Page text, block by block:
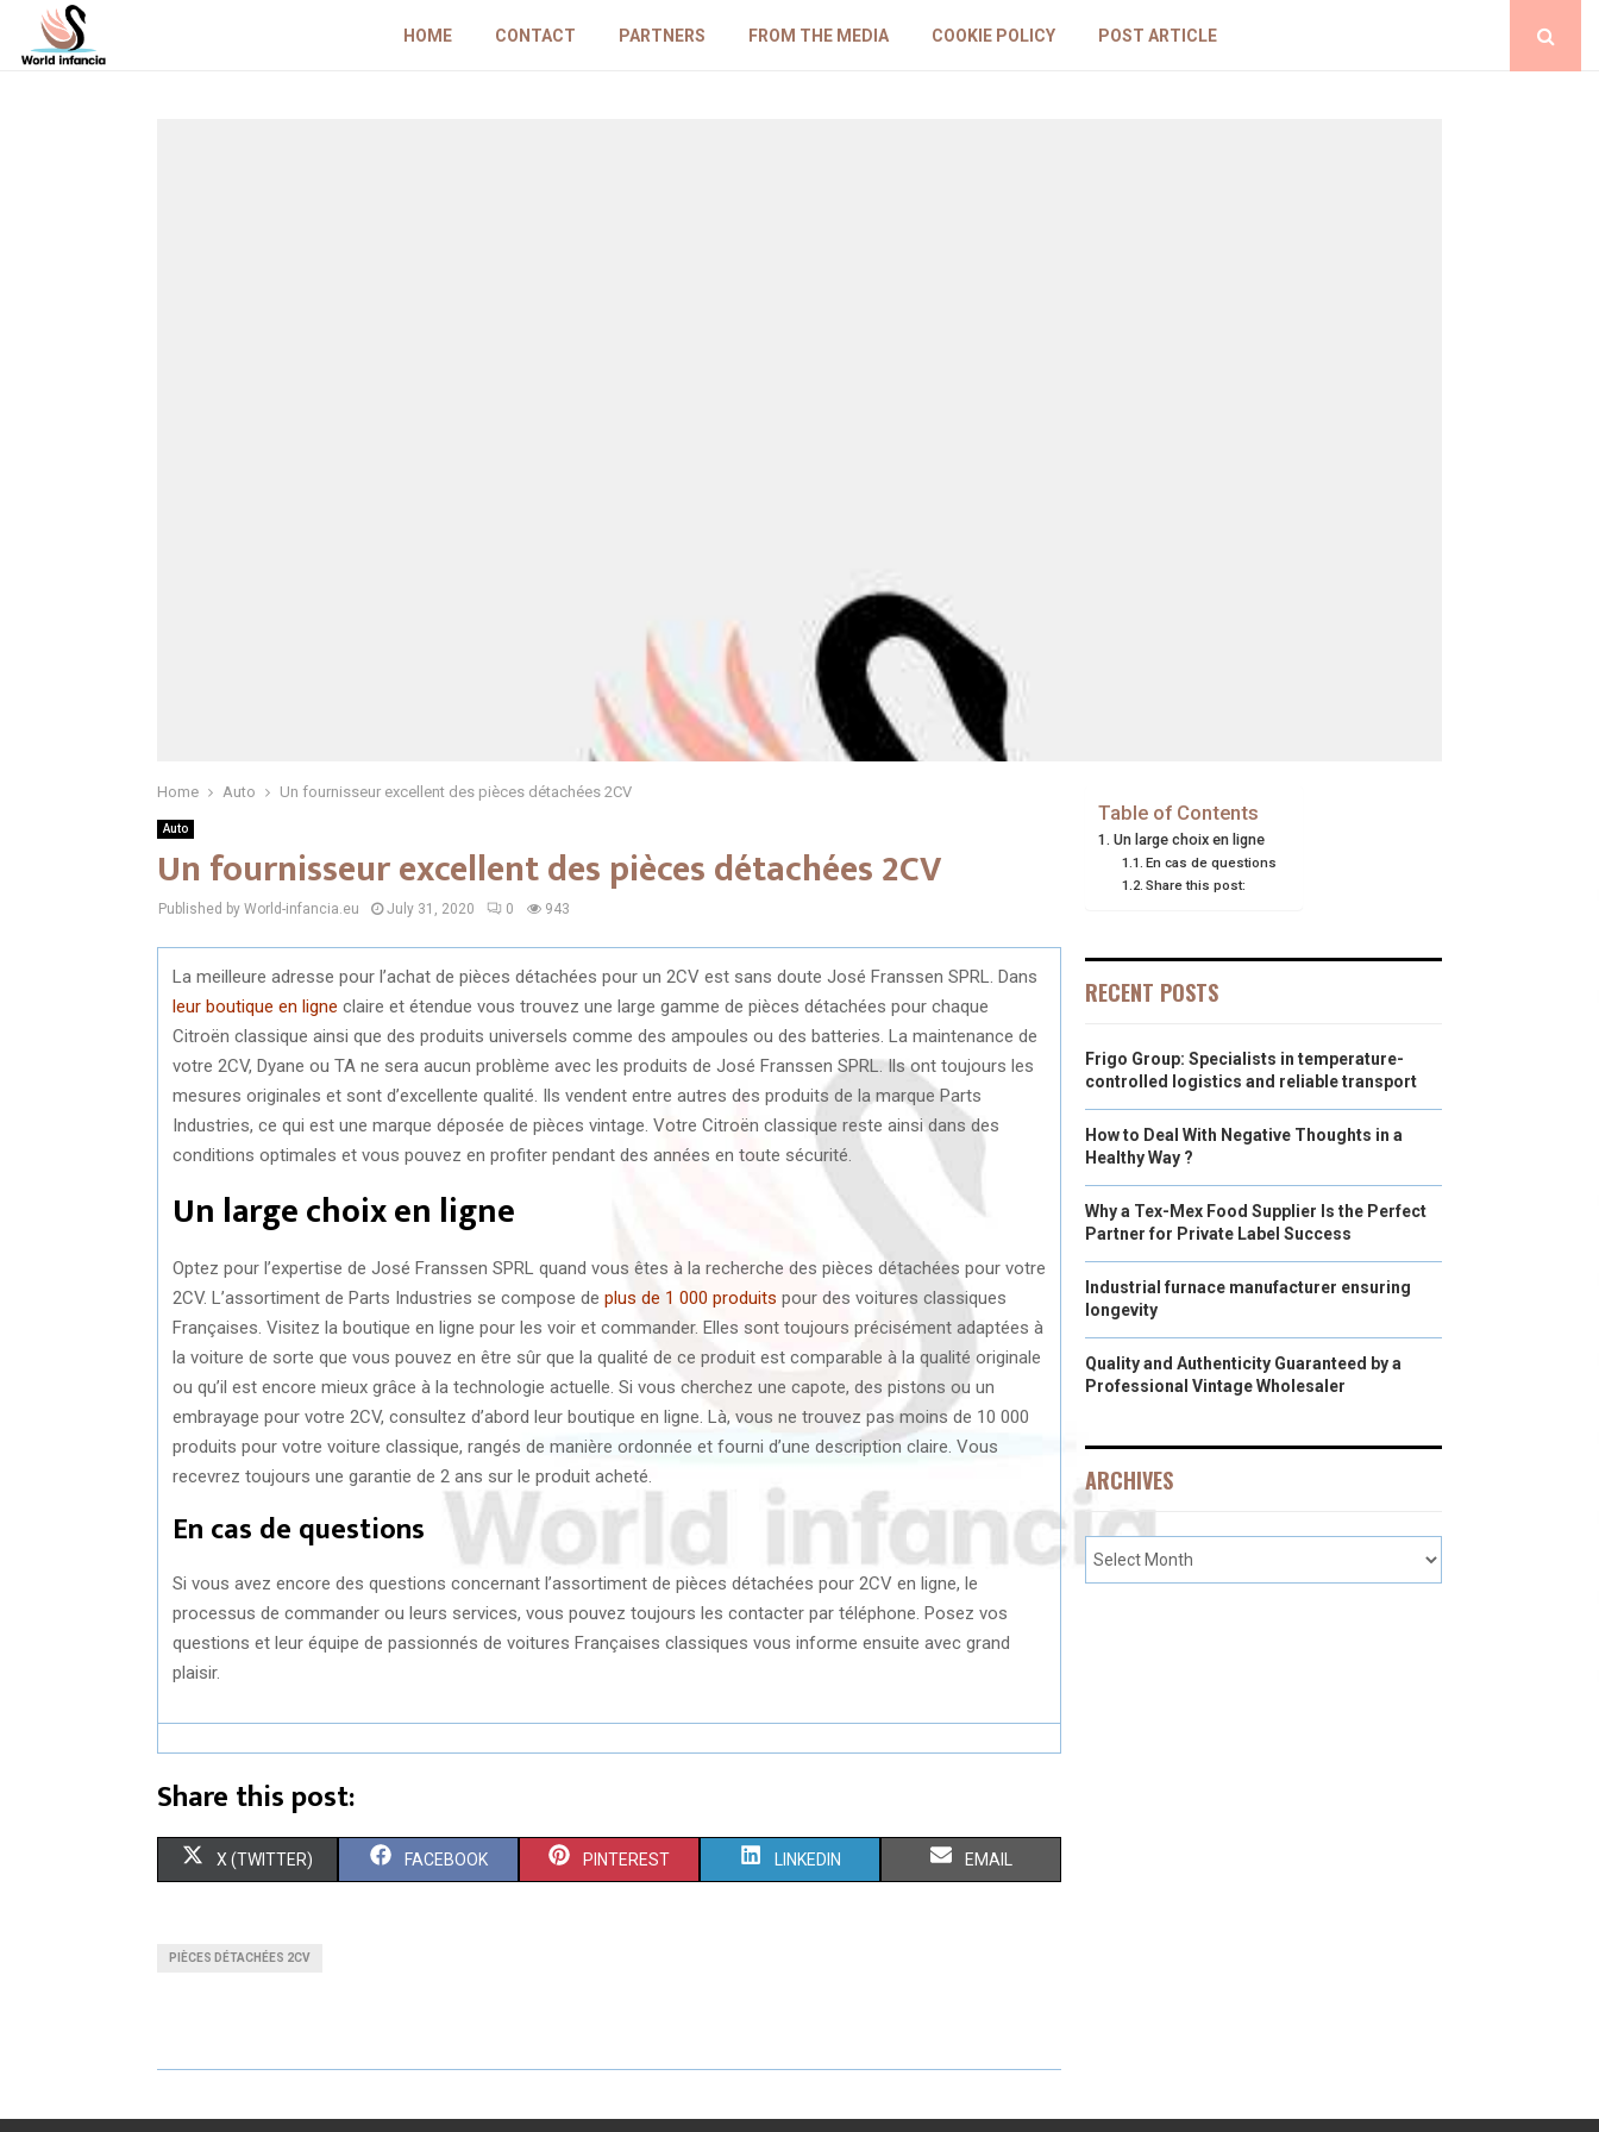
HOME CONTACT PARTNERS FROM THE MEDIA COOKIE POLICY POST ARTICLE
Home Auto Un fournisseur excellent des pièces détachées 2CV
Auto
Un fournisseur excellent des pièces détachées 2CV
Published by World-infancia.eu July 31, 2020 0 943
La meilleure adresse pour l’achat de pièces détachées pour un 2CV est sans doute José Franssen SPRL. Dans
leur boutique en ligne claire et étendue vous trouvez une large gamme de pièces détachées pour chaque
Citroën classique ainsi que des produits universels comme des ampoules ou des batteries. La maintenance de
votre 2CV, Dyane ou TA ne sera aucun problème avec les produits de José Franssen SPRL. Ils ont toujours les
mesures originales et sont d’excellente qualité. Ils vendent entre autres des produits de la marque Parts
Industries, ce qui est une marque déposée de pièces vintage. Votre Citroën classique reste ainsi dans des
conditions optimales et vous pouvez en profiter pendant des années en toute sécurité.
Un large choix en ligne
Optez pour l’expertise de José Franssen SPRL quand vous êtes à la recherche des pièces détachées pour votre
2CV. L’assortiment de Parts Industries se compose de plus de 1 000 produits pour des voitures classiques
Françaises. Visitez la boutique en ligne pour les voir et commander. Elles sont toujours précisément adaptées à
la voiture de sorte que vous pouvez en être sûr que la qualité de ce produit est comparable à la qualité originale
ou qu’il est encore mieux grâce à la technologie actuelle. Si vous cherchez une capote, des pistons ou un
embrayage pour votre 2CV, consultez d’abord leur boutique en ligne. Là, vous ne trouvez pas moins de 10 000
produits pour votre voiture classique, rangés de manière ordonnée et fourni d’une description claire. Vous
recevrez toujours une garantie de 2 ans sur le produit acheté.
En cas de questions
Si vous avez encore des questions concernant l’assortiment de pièces détachées pour 2CV en ligne, le
processus de commander ou leurs services, vous pouvez toujours les contacter par téléphone. Posez vos
questions et leur équipe de passionnés de voitures Françaises classiques vous informe ensuite avec grand
plaisir.
Share this post:
S
O
N
X (TWITTER) S
O
N
FACEBOOK S
O
N
PINTEREST S
O
N
LINKEDIN S
O
N
EMAIL
PIÈCES DÉTACHÉES 2CV
Table of Contents
Un large choix en ligne
En cas de questions
Share this post:
RECENT POSTS
Frigo Group: Specialists in temperature-
controlled logistics and reliable transport
How to Deal With Negative Thoughts in a
Healthy Way ?
Why a Tex-Mex Food Supplier Is the Perfect
Partner for Private Label Success
Industrial furnace manufacturer ensuring
longevity
Quality and Authenticity Guaranteed by a
Professional Vintage Wholesaler
ARCHIVES